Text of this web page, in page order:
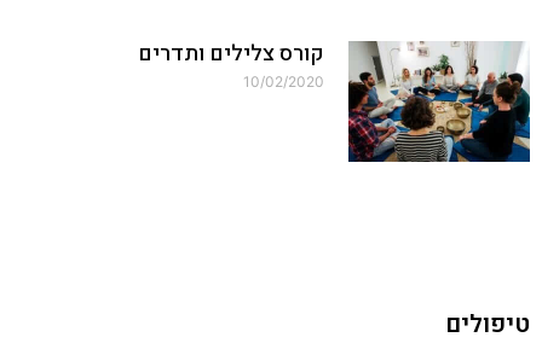
קורס צלילים ותדרים
10/02/2020
טיפולים